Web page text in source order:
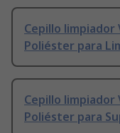
Cepillo limpiador
Poliéster para
Cepillo limpiador
Poliéster para